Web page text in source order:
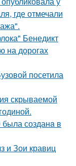
где отмечали
Бенедикт
на дорогах
посетила
скрываемой
созданa в
и Зои кравиц